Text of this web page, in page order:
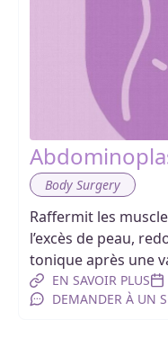
Body Surgery
Raffermit les
l’excès de peau,
tonique après une
EN SAVOIR PLUS
DEMANDER À UN